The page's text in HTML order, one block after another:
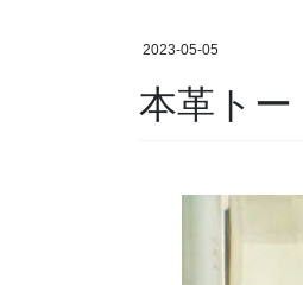
2023-05-05
本革ト